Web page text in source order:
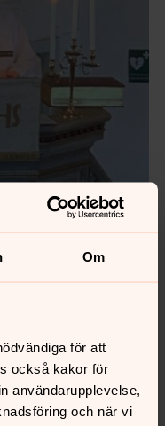
Om
för att
också kakor för
användarupplevelse,
och när vi